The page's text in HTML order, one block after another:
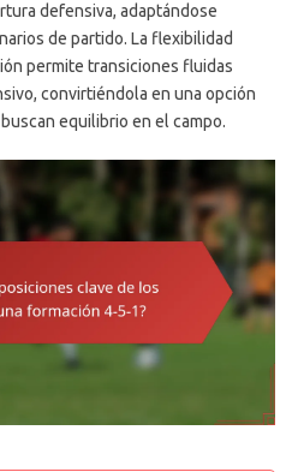
defensiva, adaptándose
de partido. La flexibilidad
permite transiciones fluidas
convirtiéndola en una opción
equilibrio en el campo.